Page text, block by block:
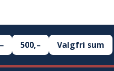
500,– Valgfri sum